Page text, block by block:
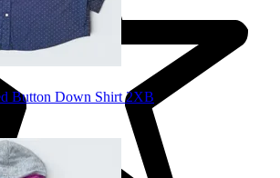
Button Down Shirt 2XB